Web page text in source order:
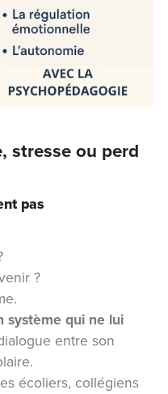
stresse ou perd
pas
?
système qui ne lui
entre son
écoliers, collégiens